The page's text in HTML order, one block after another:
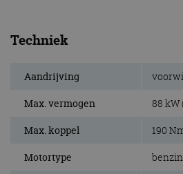
Techniek
Aandrijving
Max. vermogen 88 kW
Max. koppel 190
Motortype